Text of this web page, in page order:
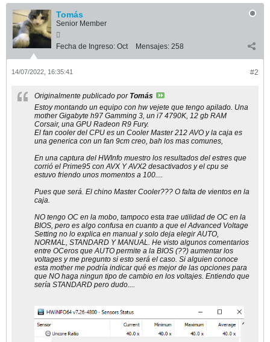
Tomás
Senior Member
Fecha de Ingreso: Oct Mensajes: 258
#2
14/07/2022, 16:35:41
Originalmente publicado por Tomás
Estoy montando un equipo con hw vejete que tengo apilado. Una
mother Gigabyte h97 Gamming 3, un i7 4790K, 12 gb RAM
Corsair, una GPU Radeon R9 Fury.
El fan cooler del CPU es un Cooler Master 212 AVO y la caja es
una generica con un fan 9cm creo, bah los mas comunes,
En una captura del HWInfo muestro los resultados del estres que
corrió el Prime95 con AVX Y AVX2 desactivados y el cpu se
estuvo friendo unos momentos a 100....
Pues que será. El chino Master Cooler??? O falta de vientos en la
caja.
NO tengo OC en la mobo, tampoco esta trae utilidad de OC en la
BIOS, pero es algo confusa en cuanto a que el Advanced Voltage
Setting no lo explica en manual y solo deja elegir AUTO,
NORMAL, STANDARD Y MANUAL. He visto algunos comentarios
entre OCeros que AUTO permite a la BIOS (??) aumentar los
voltages y me pregunto si esto será el caso. Si alguien conoce
esta mother me podría indicar qué es mejor de las opciones para
que NO haga ningun tipo de cambio en los voltajes. Entiendo que
sería STANDARD pero dudo....